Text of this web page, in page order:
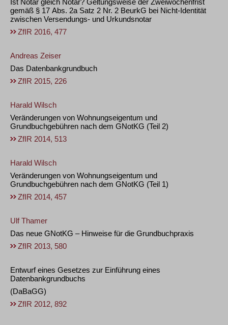
Ist Notar gleich Notar? Geltungsweise der Zweiwochenfrist
gemäß § 17 Abs. 2a Satz 2 Nr. 2 BeurkG bei Nicht-Identität
zwischen Versendungs- und Urkundsnotar
ZfIR 2016, 477
Andreas Zeiser
Das Datenbankgrundbuch
ZfIR 2015, 226
Harald Wilsch
Veränderungen von Wohnungseigentum und
Grundbuchgebühren nach dem GNotKG (Teil 2)
ZfIR 2014, 513
Harald Wilsch
Veränderungen von Wohnungseigentum und
Grundbuchgebühren nach dem GNotKG (Teil 1)
ZfIR 2014, 457
Ulf Thamer
Das neue GNotKG – Hinweise für die Grundbuchpraxis
ZfIR 2013, 580
Entwurf eines Gesetzes zur Einführung eines
Datenbankgrundbuchs
(DaBaGG)
ZfIR 2012, 892